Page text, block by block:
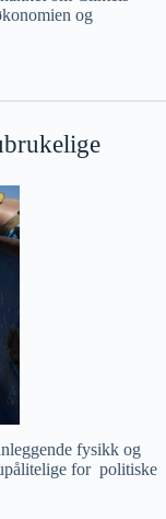
og
fysikk og
for politiske